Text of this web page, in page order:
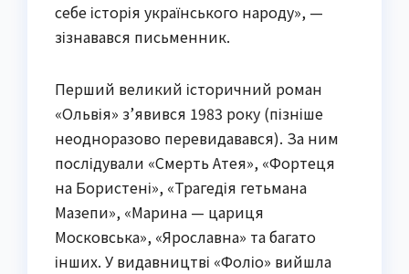
себе історія українського народу», —
зізнавався письменник.
Перший великий історичний роман
«Ольвія» з’явився 1983 року (пізніше
неодноразово перевидавався). За ним
послідували «Смерть Атея», «Фортеця
на Бористені», «Трагедія гетьмана
Мазепи», «Марина — цариця
Московська», «Ярославна» та багато
інших. У видавництві «Фоліо» вийшла